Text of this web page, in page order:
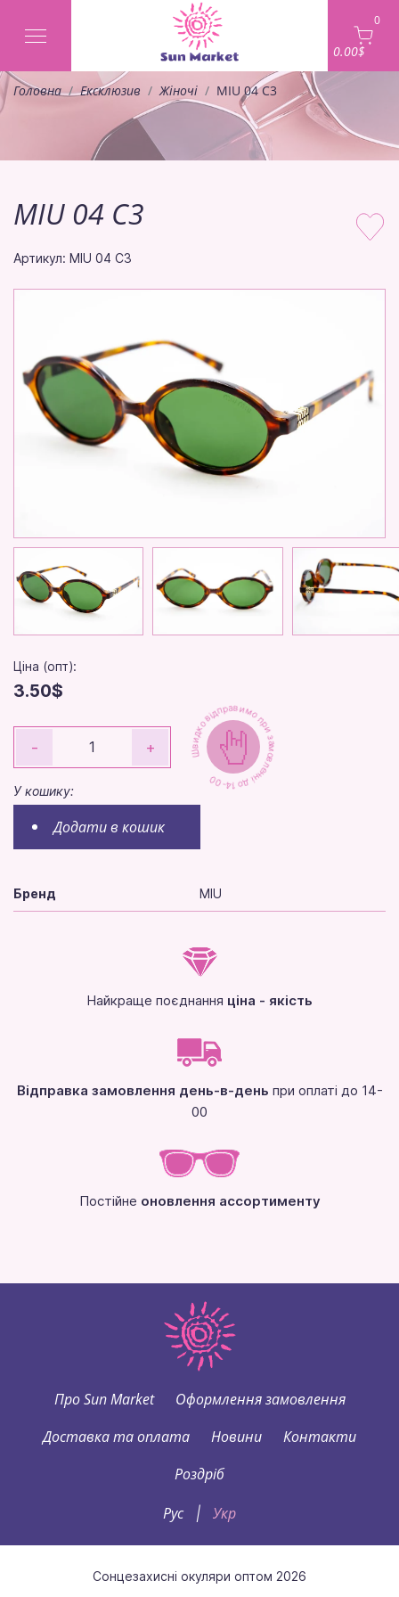
0
0.00$
Головна Ексклюзив Жіночі MIU 04 C3
MIU 04 C3
Артикул: MIU 04 C3
Ціна (опт):
3.50$
- +
У кошику:
Додати в кошик
Швидко відправимо при замовленні до 14-00
Бренд MIU
Найкраще поєднання ціна - якість
Відправка замовлення день-в-день при оплаті до 14-
00
Постійне оновлення ассортименту
Про Sun Market
Оформлення замовлення
Доставка та оплата
Новини
Контакти
Роздріб
Рус
| Укр
Сонцезахисні окуляри оптом 2026